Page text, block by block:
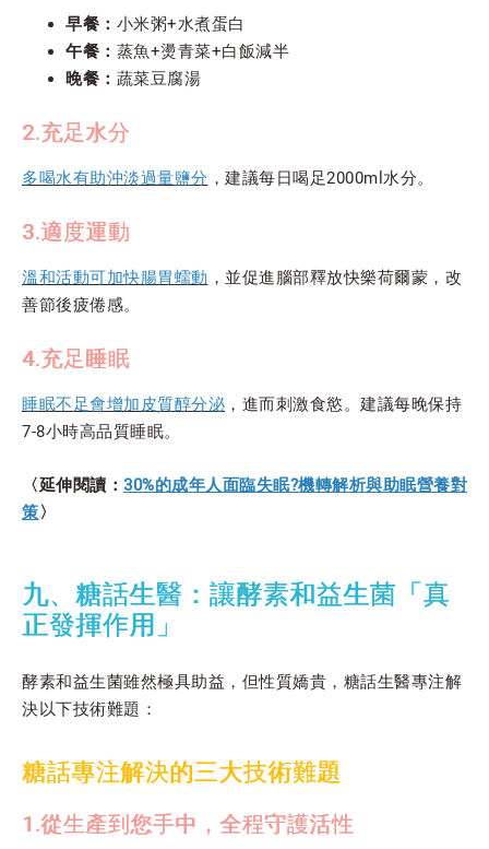
早餐： 小米粥+水煮蛋白
午餐： 蒸魚+燙青菜+白飯減半
晚餐： 蔬菜豆腐湯
2.充足水分
多喝水有助沖淡過量鹽分 ，建議每日喝足2000ml水分。
3.適度運動
溫和活動可加快腸胃蠕動 ，並促進腦部釋放快樂荷爾蒙，改
善節後疲倦感。
4.充足睡眠
睡眠不足會增加皮質醇分泌 ，進而刺激食慾。建議每晚保持
7-8小時高品質睡眠。
〈延伸閱讀： 30%的成年人面臨失眠?機轉解析與助眠營養對
策〉
九、糖話生醫：讓酵素和益生菌「真
正發揮作用」
酵素和益生菌雖然極具助益，但性質嬌貴，糖話生醫專注解
決以下技術難題：
糖話專注解決的三大技術難題
1.從生產到您手中，全程守護活性